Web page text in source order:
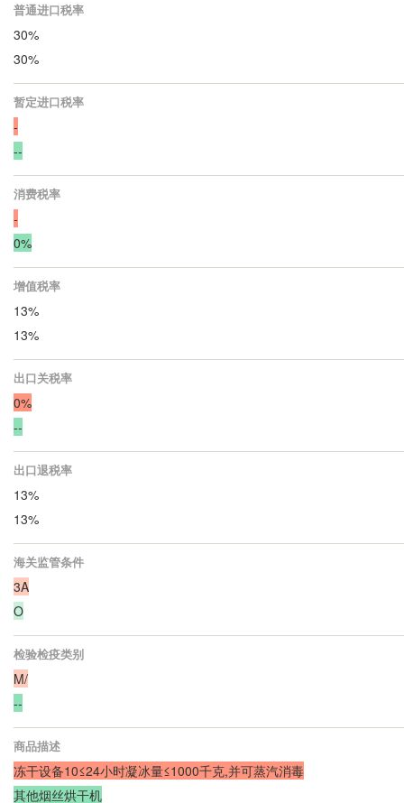
普通进口税率
30%
30%
暂定进口税率
-
--
消费税率
-
0%
增值税率
13%
13%
出口关税率
0%
--
出口退税率
13%
13%
海关监管条件
3A
O
检验检疫类别
M/
--
商品描述
冻干设备10≤24小时凝冰量≤1000千克,并可蒸汽消毒
其他烟丝烘干机